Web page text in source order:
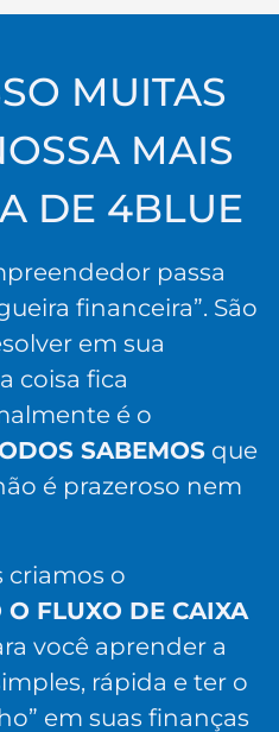
MUITAS
MAIS
DE 4BLUE
passa
financeira”. São
em sua
coisa fica
é o
SABEMOS que
é prazeroso nem
criamos o
FLUXO DE CAIXA
você aprender a
rápida e ter o
em suas finanças